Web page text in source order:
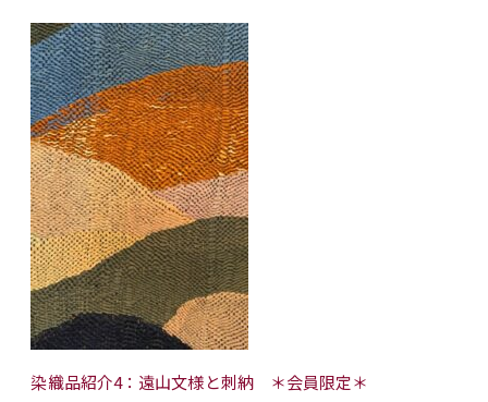
染織品紹介4：遠山文様と刺納 ＊会員限定＊